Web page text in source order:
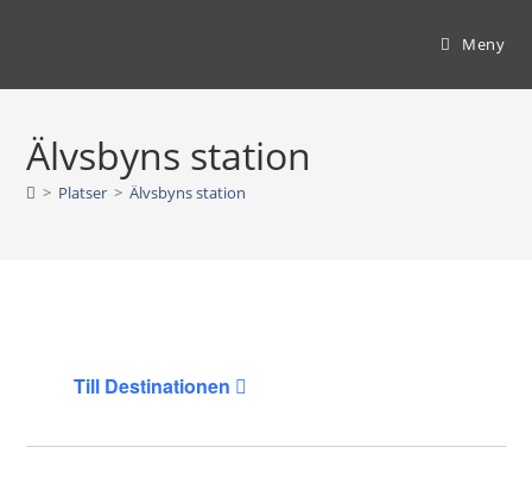
Meny
Älvsbyns station
> Platser > Älvsbyns station
Till Destinationen